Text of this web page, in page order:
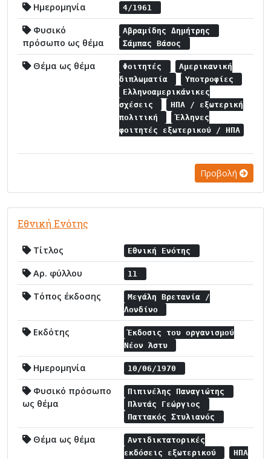
Ημερομηνία 4/1961
Φυσικό
πρόσωπο ως θέμα
Αβραμίδης Δημήτρης
Σάμπας Βάσος
Θέμα ως θέμα Φοιτητές
Αμερικανική
διπλωματία
Υποτροφίες
Ελληνοαμερικάνικες
σχέσεις
ΗΠΑ / εξωτερική
πολιτική
Έλληνες
φοιτητές εξωτερικού / ΗΠΑ
Προβολή
Εθνική Ενότης
Τίτλος Εθνική Ενότης
Αρ. φύλλου 11
Τόπος έκδοσης
Μεγάλη Βρετανία /
Λονδίνο
Εκδότης
Έκδοσις του οργανισμού
Νέον Άστυ
Ημερομηνία 10/06/1970
Φυσικό πρόσωπο
ως θέμα
Πιπινέλης Παναγιώτης
Πλυτάς Γεώργιος
Παττακός Στυλιανός
Θέμα ως θέμα
Αντιδικτατορικές
εκδόσεις εξωτερικού
ΗΠΑ